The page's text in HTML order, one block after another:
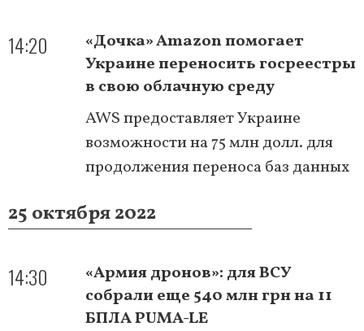
14:20
«Дочка» Amazon помогает
Украине переносить госреестры
в свою облачную среду
AWS предоставляет Украине
возможности на 75 млн долл. для
продолжения переноса баз данных
25 октября 2022
14:30
«Армия дронов»: для ВСУ
собрали еще 540 млн грн на 11
БПЛА PUMA-LE